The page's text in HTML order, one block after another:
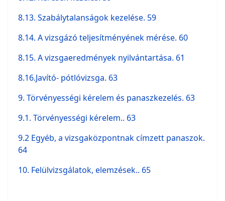
8.13. Szabálytalanságok kezelése. 59
8.14. A vizsgázó teljesítményének mérése. 60
8.15. A vizsgaeredmények nyilvántartása. 61
8.16.Javító- pótlóvizsga. 63
9. Törvényességi kérelem és panaszkezelés. 63
9.1. Törvényességi kérelem.. 63
9.2 Egyéb, a vizsgaközpontnak címzett panaszok.
64
10. Felülvizsgálatok, elemzések.. 65